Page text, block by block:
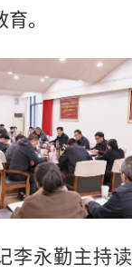
。
李永勤主持读